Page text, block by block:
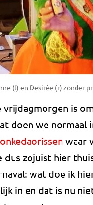
(l) en Desirée (r) zonder
vrijdagmorgen is
doen we normaal
waar
dus zojuist hier
wat doe ik
in en dat is nu